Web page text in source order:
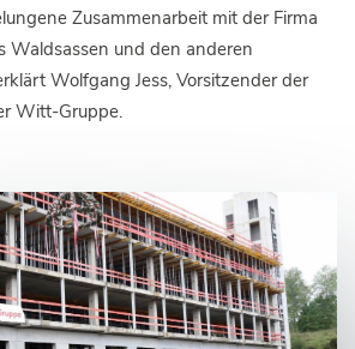
Zusammenarbeit mit der Firma
Waldsassen und den anderen
Wolfgang Jess, Vorsitzender der
Witt-Gruppe.